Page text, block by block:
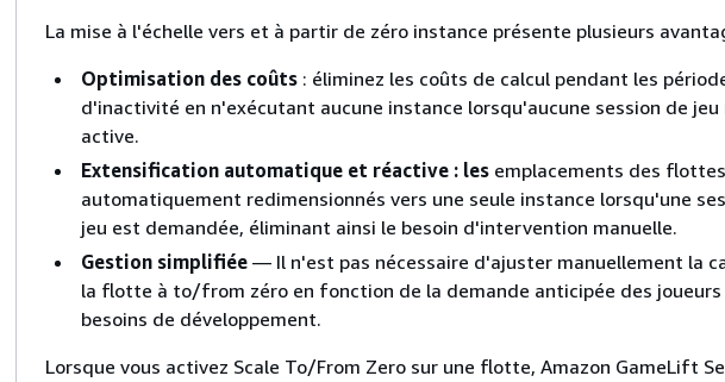
La mise à l'échelle vers et à partir de zéro instance présente plusieurs
Optimisation des coûts : éliminez les coûts de calcul pendant les
d'inactivité en n'exécutant aucune instance lorsqu'aucune session de jeu
active.
Extensification automatique et réactive : les emplacements des
automatiquement redimensionnés vers une seule instance lorsqu'une
jeu est demandée, éliminant ainsi le besoin d'intervention manuelle.
Gestion simplifiée — Il n'est pas nécessaire d'ajuster manuellement la
la flotte à to/from zéro en fonction de la demande anticipée des joueurs
besoins de développement.
Lorsque vous activez Scale To/From Zero sur une flotte, Amazon GameLift